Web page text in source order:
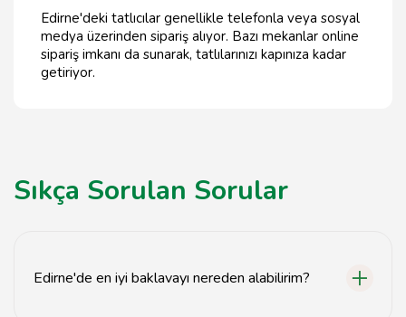
Edirne'deki tatlıcılar genellikle telefonla veya sosyal
medya üzerinden sipariş alıyor. Bazı mekanlar online
sipariş imkanı da sunarak, tatlılarınızı kapınıza kadar
getiriyor.
Sıkça Sorulan Sorular
Edirne'de en iyi baklavayı nereden alabilirim?